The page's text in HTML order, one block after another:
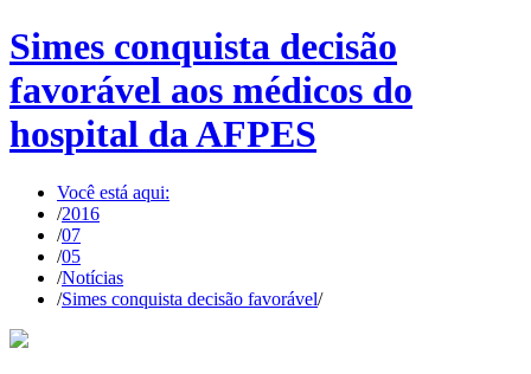
Simes conquista decisão
favorável aos médicos do
hospital da AFPES
Você está aqui:
/2016
/07
/05
/Notícias
/Simes conquista decisão favorável/